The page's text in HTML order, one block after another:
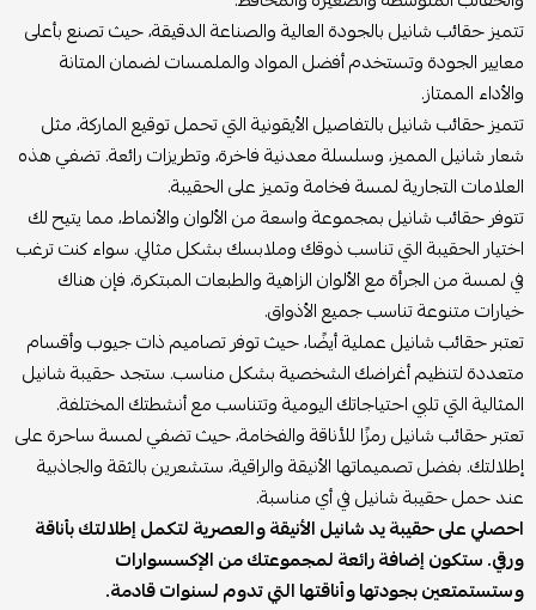
تتميز حقائب شانيل بالجودة العالية والصناعة الدقيقة، حيث تصنع بأعلى
معايير الجودة وتستخدم أفضل المواد والملمسات لضمان المتانة
والأداء الممتاز.
تتميز حقائب شانيل بالتفاصيل الأيقونية التي تحمل توقيع الماركة، مثل
شعار شانيل المميز، وسلسلة معدنية فاخرة، وتطريزات رائعة. تضفي هذه
العلامات التجارية لمسة فخامة وتميز على الحقيبة.
تتوفر حقائب شانيل بمجموعة واسعة من الألوان والأنماط، مما يتيح لك
اختيار الحقيبة التي تناسب ذوقك وملابسك بشكل مثالي. سواء كنت ترغب
في لمسة من الجرأة مع الألوان الزاهية والطبعات المبتكرة، فإن هناك
خيارات متنوعة تناسب جميع الأذواق.
تعتبر حقائب شانيل عملية أيضًا، حيث توفر تصاميم ذات جيوب وأقسام
متعددة لتنظيم أغراضك الشخصية بشكل مناسب. ستجد حقيبة شانيل
المثالية التي تلبي احتياجاتك اليومية وتتناسب مع أنشطتك المختلفة.
تعتبر حقائب شانيل رمزًا للأناقة والفخامة، حيث تضفي لمسة ساحرة على
إطلالتك. بفضل تصميماتها الأنيقة والراقية، ستشعرين بالثقة والجاذبية
عند حمل حقيبة شانيل في أي مناسبة.
احصلي على حقيبة يد شانيل الأنيقة والعصرية لتكمل إطلالتك بأناقة
ورقي. ستكون إضافة رائعة لمجموعتك من الإكسسوارات
وستستمتعين بجودتها وأناقتها التي تدوم لسنوات قادمة.